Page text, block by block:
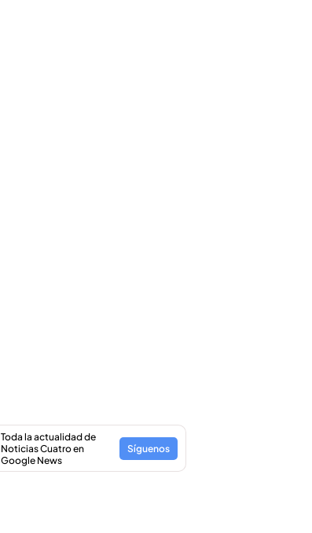
Toda la actualidad de
Noticias Cuatro en
Google News
Síguenos